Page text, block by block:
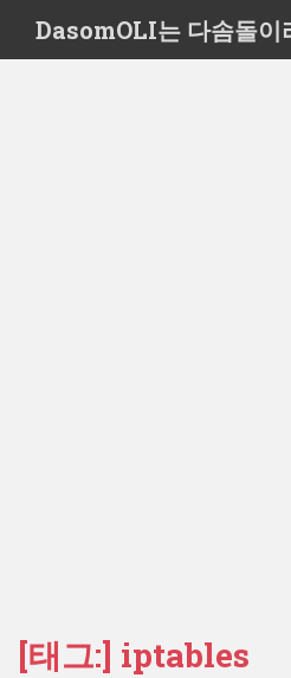
i
DasomOLI는 다솜돌이
[태그:] iptables